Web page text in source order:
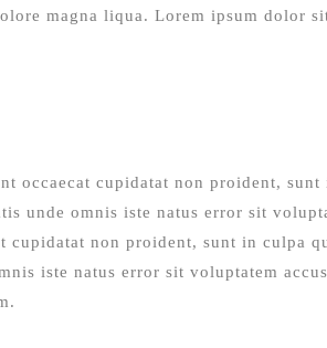
magna liqua. Lorem ipsum dolor
occaecat cupidatat non proident,
unde omnis iste natus error sit
cupidatat non proident, sunt in culpa
iste natus error sit voluptatem